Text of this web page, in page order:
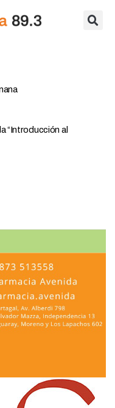
“Introducción al